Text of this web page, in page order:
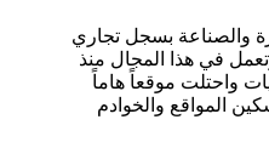
والصناعة بسجل تجاري
وتعمل في هذا المجال منذ
واحتلت موقعاً هاماً
المواقع والخوادم